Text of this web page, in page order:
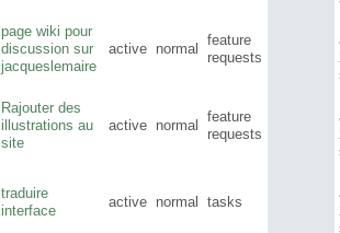
page wiki pour
discussion sur
jacqueslemaire
active normal
feature
requests
Rajouter des
illustrations au
site
active normal
feature
requests
traduire
interface
active normal tasks